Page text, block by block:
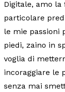
Digitale, amo
particolare
le mie passioni
piedi, zaino in
voglia di
incoraggiare le
senza mai